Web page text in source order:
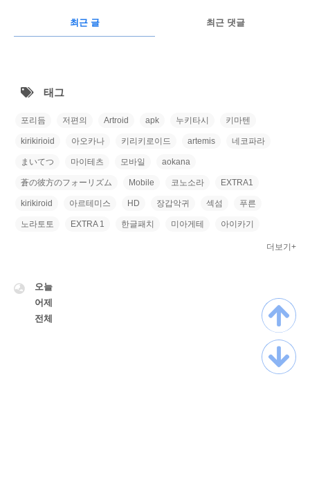
최근 글 최근 댓글
글
태그
포리듬 저편의 Artroid apk 누키타시 키마텐
kirikirioid 아오카나 키리키로이드 artemis 네코파라
まいてつ 마이테츠 모바일 aokana
蒼の彼方のフォーリズム Mobile 코노소라 EXTRA1
kirikiroid 아르테미스 HD 장갑악귀 섹섬 푸른
노라토토 EXTRA 1 한글패치 미아게테 아이카기
더보기+
VISITOR
오늘
어제
전체